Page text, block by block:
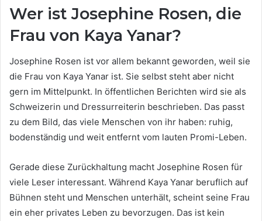
Wer ist Josephine Rosen, die
Frau von Kaya Yanar?
Josephine Rosen ist vor allem bekannt geworden, weil sie
die Frau von Kaya Yanar ist. Sie selbst steht aber nicht
gern im Mittelpunkt. In öffentlichen Berichten wird sie als
Schweizerin und Dressurreiterin beschrieben. Das passt
zu dem Bild, das viele Menschen von ihr haben: ruhig,
bodenständig und weit entfernt vom lauten Promi-Leben.
Gerade diese Zurückhaltung macht Josephine Rosen für
viele Leser interessant. Während Kaya Yanar beruflich auf
Bühnen steht und Menschen unterhält, scheint seine Frau
ein eher privates Leben zu bevorzugen. Das ist kein